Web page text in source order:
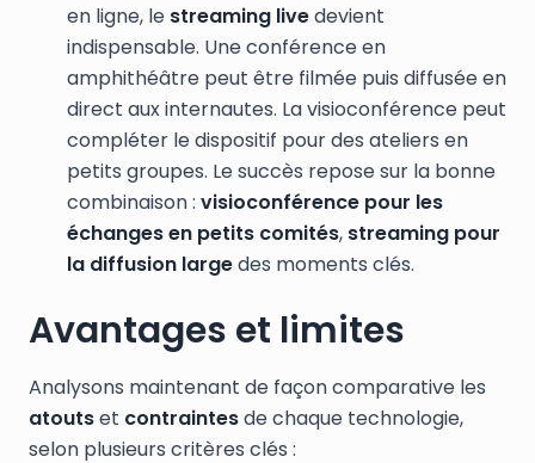
en ligne, le streaming livedevient
indispensable. Une conférence en
amphithéâtre peut être filmée puis diffusée en
direct aux internautes. La visioconférence peut
compléter le dispositif pour des ateliers en
petits groupes. Le succès repose sur la bonne
combinaison : visioconférence pour les
échanges en petits comités, streaming pour
la diffusion largedes moments clés.
Avantages et limites
Analysons maintenant de façon comparative les
atoutset contraintesde chaque technologie,
selon plusieurs critères clés :